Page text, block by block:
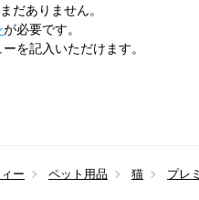
だありません。
が必要です。
を記入いただけます。
ー ペット用品 猫 プレ